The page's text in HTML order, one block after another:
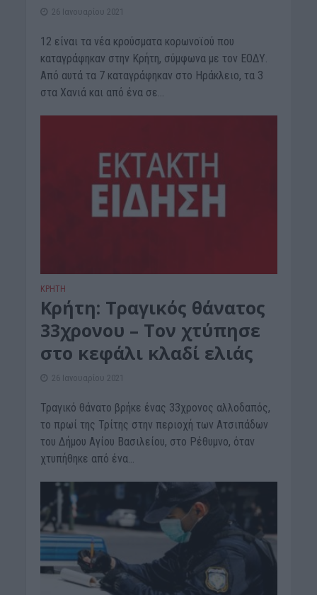
26 Ιανουαρίου 2021
12 είναι τα νέα κρούσματα κορωνοϊού που
καταγράφηκαν στην Κρήτη, σύμφωνα με τον ΕΟΔΥ.
Από αυτά τα 7 καταγράφηκαν στο Ηράκλειο, τα 3
στα Χανιά και από ένα σε...
ΚΡΗΤΗ
Κρήτη: Τραγικός θάνατος
33χρονου – Τον χτύπησε
στο κεφάλι κλαδί ελιάς
26 Ιανουαρίου 2021
Τραγικό θάνατο βρήκε ένας 33χρονος αλλοδαπός,
το πρωί της Τρίτης στην περιοχή των Ατσιπάδων
του Δήμου Αγίου Βασιλείου, στο Ρέθυμνο, όταν
χτυπήθηκε από ένα...